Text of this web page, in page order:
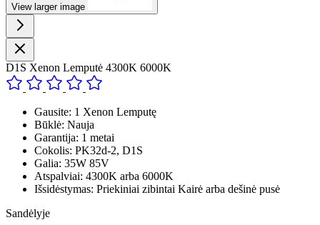
View larger image
D1S Xenon Lemputė 4300K 6000K
Gausite: 1 Xenon Lemputę
Būklė: Nauja
Garantija: 1 metai
Cokolis: PK32d-2, D1S
Galia: 35W 85V
Atspalviai: 4300K arba 6000K
Išsidėstymas: Priekiniai zibintai Kairė arba dešinė pusė
Sandėlyje